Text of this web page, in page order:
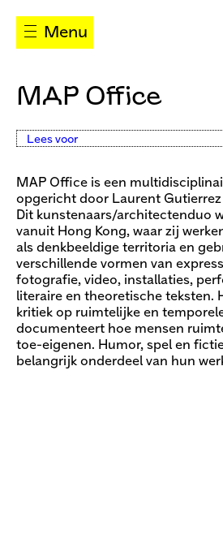
Menu
MAP Office
Lees voor
MAP Office is een
opgericht door Laurent Gutierrez
Dit kunstenaars/architectenduo
vanuit Hong Kong, waar zij
als denkbeeldige territoria en
verschillende vormen van
fotografie, video, installaties,
literaire en theoretische teksten.
kritiek op ruimtelijke en
documenteert hoe mensen
toe-eigenen. Humor, spel en
belangrijk onderdeel van hun